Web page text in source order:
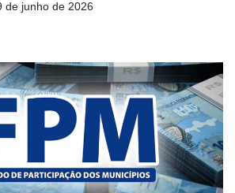
de junho de 2026